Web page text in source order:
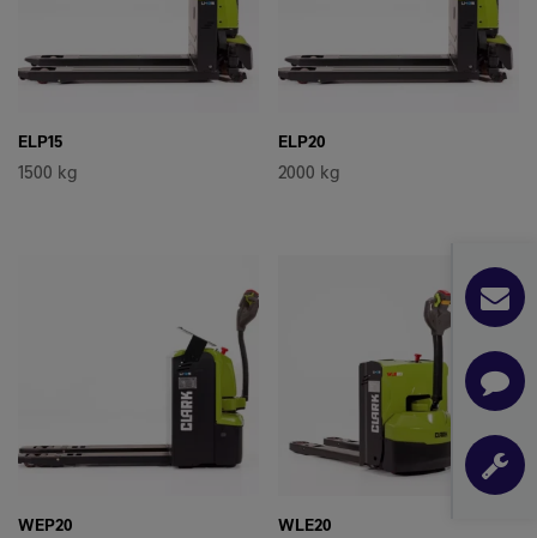
ELP15
1500 kg
ELP20
2000 kg
WEP20 WLE20